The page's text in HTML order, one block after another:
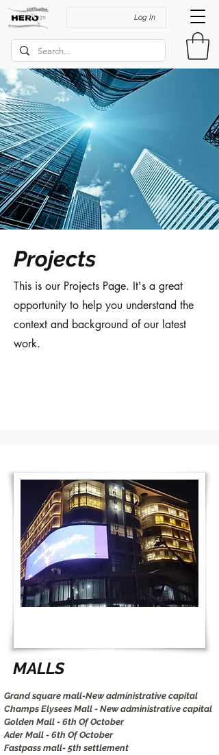
Log In
Projects
This is our Projects Page. It's a great
opportunity to help you understand the
context and background of our latest
work.
MALLS
Grand square mall-New administrative capital
Champs Elysees Mall - New administrative capital
Golden Mall - 6th Of October
Ader Mall - 6th Of October
Fastpass mall- 5th settlement